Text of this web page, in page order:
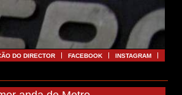
DO DIRECTOR FACEBOOK INSTAGRAM